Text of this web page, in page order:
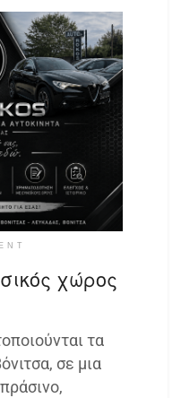
χώρος
τα
σε μια